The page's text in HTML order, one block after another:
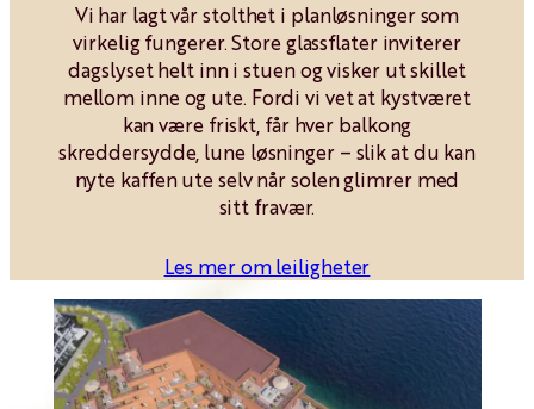
Vi har lagt vår stolthet i planløsninger som
virkelig fungerer. Store glassflater inviterer
dagslyset helt inn i stuen og visker ut skillet
mellom inne og ute. Fordi vi vet at kystværet
kan være friskt, får hver balkong
skreddersydde, lune løsninger – slik at du kan
nyte kaffen ute selv når solen glimrer med
sitt fravær.
Les mer om leiligheter